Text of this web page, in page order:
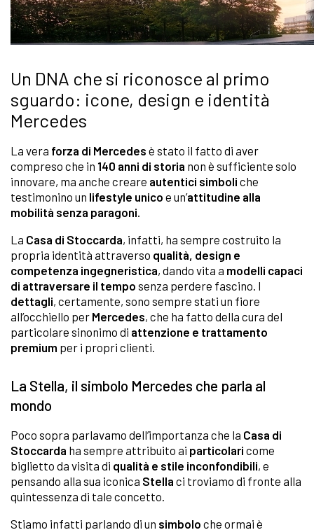
Un DNA che si riconosce al primo
sguardo: icone, design e identità
Mercedes
La vera forza di Mercedes è stato il fatto di aver
compreso che in 140 anni di storia non è sufficiente solo
innovare, ma anche creare autentici simboli che
testimonino un lifestyle unico e un’attitudine alla
mobilità senza paragoni.
La Casa di Stoccarda, infatti, ha sempre costruito la
propria identità attraverso qualità, design e
competenza ingegneristica, dando vita a modelli capaci
di attraversare il tempo senza perdere fascino. I
dettagli, certamente, sono sempre stati un fiore
all’occhiello per Mercedes, che ha fatto della cura del
particolare sinonimo di attenzione e trattamento
premium per i propri clienti.
La Stella, il simbolo Mercedes che parla al
mondo
Poco sopra parlavamo dell’importanza che la Casa di
Stoccarda ha sempre attribuito ai particolari come
biglietto da visita di qualità e stile inconfondibili, e
pensando alla sua iconica Stella ci troviamo di fronte alla
quintessenza di tale concetto.
Stiamo infatti parlando di un simbolo che ormai è